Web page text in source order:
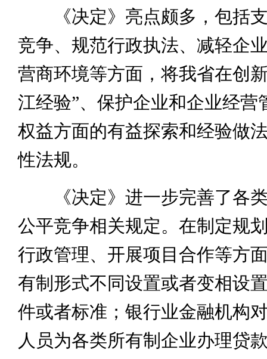
《决定》亮点颇多，包括支
竞争、规范行政执法、减轻企
营商环境等方面，将我省在创
江经验”、保护企业和企业经营
权益方面的有益探索和经验做
性法规。
《决定》进一步完善了各类
公平竞争相关规定。在制定规
行政管理、开展项目合作等方
有制形式不同设置或者变相设
件或者标准；银行业金融机构
人员为各类所有制企业办理贷